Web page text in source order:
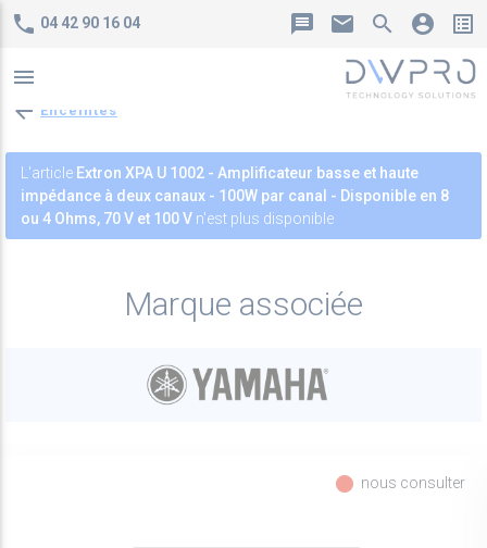
phone 04 42 90 16 04 message mail search account_circle list_alt
menu
arrow_back Enceintes
L'article Extron XPA U 1002 - Amplificateur basse et haute
impédance à deux canaux - 100W par canal - Disponible en 8
ou 4 Ohms, 70 V et 100 Vn'est plus disponible
Marque associée
fiber_manual_record nous consulter